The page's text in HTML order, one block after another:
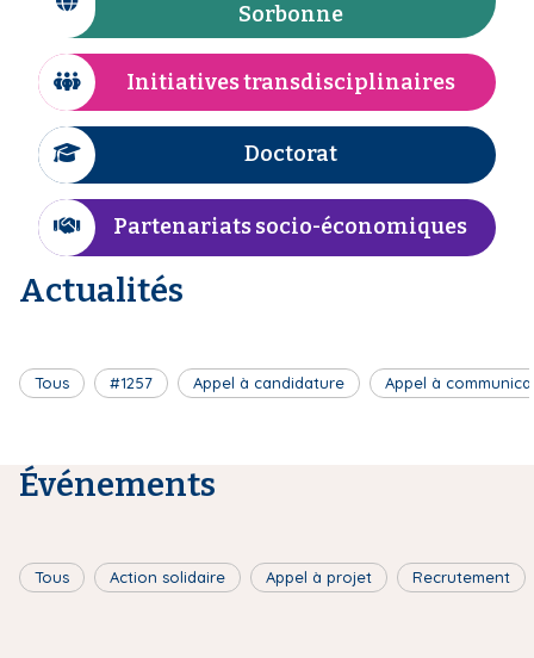
n
e
I
c
ô
n
e
Sorbonne
I
c
ô
n
e
Initiatives transdisciplinaires
I
c
ô
n
e
Doctorat
I
ô
Partenariats socio-économiques
Actualités
Tous #1257 Appel à candidature Appel à
Événements
Tous Action solidaire Appel à projet Recrutement